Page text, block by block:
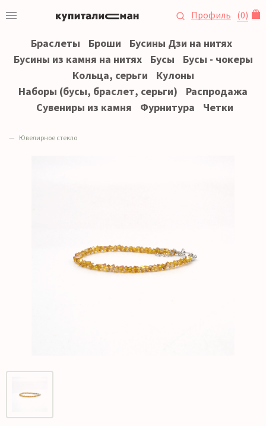
Профиль (0)
Браслеты Броши
Бусины Дзи на нитях
Бусины из камня на нитях
Бусы
Бусы - чокеры
Кольца, серьги
Кулоны
Наборы (бусы, браслет, серьги)
Распродажа
Сувениры из камня
Фурнитура Четки
Ювелирное стекло